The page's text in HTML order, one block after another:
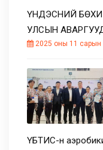
ҮНДЭСНИЙ
УЛСЫН
2025 оны 11 сарын
ҮБТИС-н